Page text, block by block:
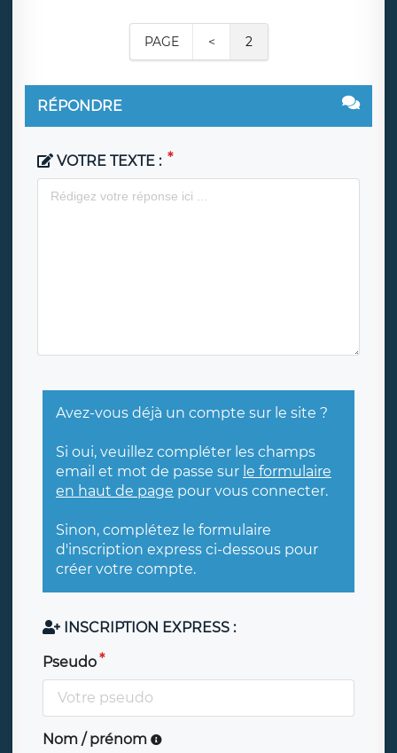
PAGE < 2
RÉPONDRE
VOTRE TEXTE :
Avez-vous déjà un compte sur le site ?
Si oui, veuillez compléter les champs
email et mot de passe sur le formulaire
en haut de page pour vous connecter.
Sinon, complétez le formulaire
d'inscription express ci-dessous pour
créer votre compte.
INSCRIPTION EXPRESS :
Pseudo
Nom / prénom